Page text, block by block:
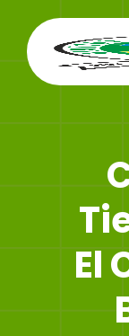
content
El